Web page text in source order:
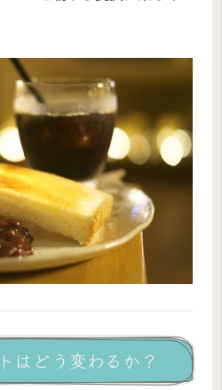
はどう変わるか？